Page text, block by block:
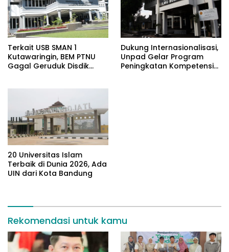
Terkait USB SMAN 1
Kutawaringin, BEM PTNU
Gagal Geruduk Disdik
Dukung Internasionalisasi,
Unpad Gelar Program
Peningkatan Kompetensi
20 Universitas Islam
Terbaik di Dunia 2026, Ada
UIN dari Kota Bandung
Rekomendasi untuk kamu